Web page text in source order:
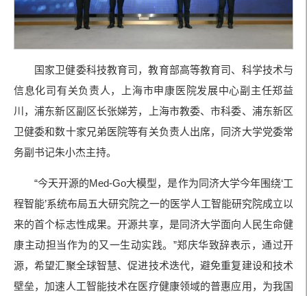
国家卫健委科技教育司，教育部高等教育司、科学技术与
信息化司有关负责人，上海市申康医院发展中心副主任郑益
川，浦东新区副区长张娣芳，上海市教委、市科委、浦东新区
卫健委和数十家兄弟医院等有关负责人出席，同济大学党委常
务副书记朱小杰主持。
“今天开源的Med-Go大模型，是作为同济大学今年围绕‘工
程智能’系统布局五大研究院之一的医学人工智能研究院成立以
来的首个标志性成果。开源共享，是同济大学面向人民生命健
康主动担当作为的又一生动实践。”郑庆华致辞表示，通过开
源，希望汇聚全球智慧、促进技术迭代，避免重复建设和技术
壁垒，加速人工智能技术在医疗健康领域的普惠应用，为我国